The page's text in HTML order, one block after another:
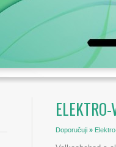
Doporučuji »